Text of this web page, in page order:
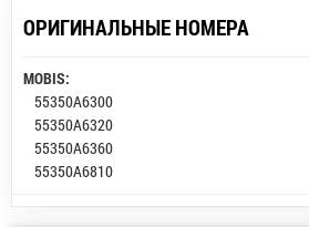
ОРИГИНАЛЬНЫЕ НОМЕРА
MOBIS:
55350A6300
55350A6320
55350A6360
55350A6810